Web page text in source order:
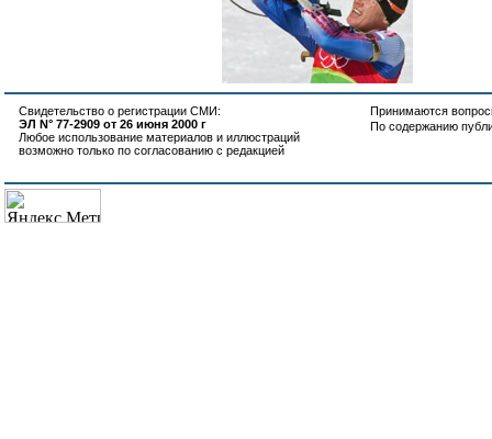
Свидетельство о регистрации СМИ:
ЭЛ N° 77-2909 от 26 июня 2000 г
Любое использование материалов и иллюстраций
возможно только по согласованию с редакцией
Принимаются
По содержанию